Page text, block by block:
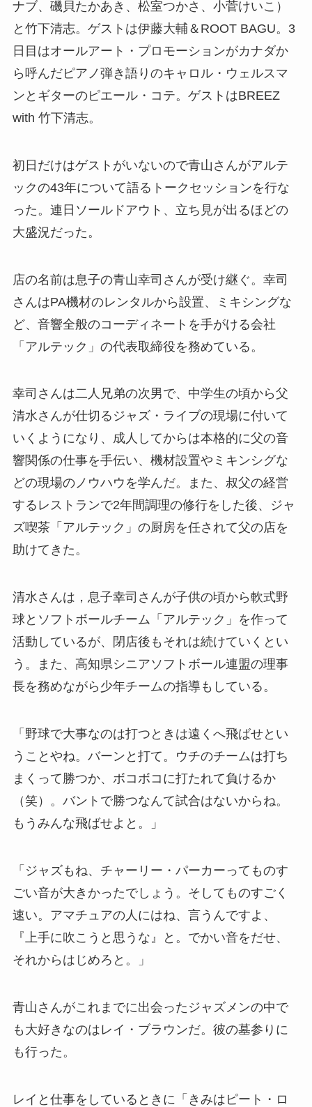
ナブ、磯貝たかあき、松室つかさ、小菅けいこ）
と竹下清志。ゲストは伊藤大輔＆ROOT BAGU。3
日目はオールアート・プロモーションがカナダか
ら呼んだピアノ弾き語りのキャロル・ウェルスマ
ンとギターのピエール・コテ。ゲストはBREEZ
with 竹下清志。
初日だけはゲストがいないので青山さんがアルテ
ックの43年について語るトークセッションを行な
った。連日ソールドアウト、立ち見が出るほどの
大盛況だった。
店の名前は息子の青山幸司さんが受け継ぐ。幸司
さんはPA機材のレンタルから設置、ミキシングな
ど、音響全般のコーディネートを手がける会社
「アルテック」の代表取締役を務めている。
幸司さんは二人兄弟の次男で、中学生の頃から父
清水さんが仕切るジャズ・ライブの現場に付いて
いくようになり、成人してからは本格的に父の音
響関係の仕事を手伝い、機材設置やミキンシグな
どの現場のノウハウを学んだ。また、叔父の経営
するレストランで2年間調理の修行をした後、ジャ
ズ喫茶「アルテック」の厨房を任されて父の店を
助けてきた。
清水さんは，息子幸司さんが子供の頃から軟式野
球とソフトボールチーム「アルテック」を作って
活動しているが、閉店後もそれは続けていくとい
う。また、高知県シニアソフトボール連盟の理事
長を務めながら少年チームの指導もしている。
「野球で大事なのは打つときは遠くへ飛ばせとい
うことやね。バーンと打て。ウチのチームは打ち
まくって勝つか、ボコボコに打たれて負けるか
（笑）。バントで勝つなんて試合はないからね。
もうみんな飛ばせよと。」
「ジャズもね、チャーリー・パーカーってものす
ごい音が大きかったでしょう。そしてものすごく
速い。アマチュアの人にはね、言うんですよ、
『上手に吹こうと思うな』と。でかい音をだせ、
それからはじめろと。」
青山さんがこれまでに出会ったジャズメンの中で
も大好きなのはレイ・ブラウンだ。彼の墓参りに
も行った。
レイと仕事をしているときに「きみはピート・ロ